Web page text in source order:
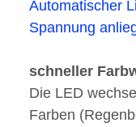
Automatischer
Spannung
schneller
Die LED
Farben